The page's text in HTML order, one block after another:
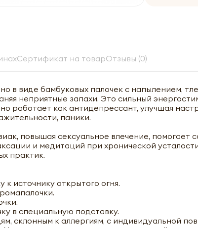
Сертификат на товарОтзывы (0)
в виде бамбуковых палочек с напылением,
неприятные запахи. Это сильный
работает как антидепрессант, улучшая
паники.
повышая сексуальное влечение, помогает
и медитаций при хронической
практик.
источнику открытого огня.
в специальную подставку.
склонным к аллергиям, с индивидуальной